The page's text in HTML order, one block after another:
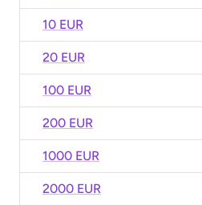
10 EUR
20 EUR
100 EUR
200 EUR
1000 EUR
2000 EUR